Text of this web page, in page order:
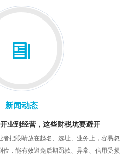
的会计团队，快合财税利用互联
化互联网财税服务系统，让沈阳
业降低运营成本，提升财税管理
新型财税服务。
网+财税”，以标准化、智能化、
式创新、技术驱动、以用户为中
税在提升行业效率、解决用户痛
网化财税服务。
新闻动态
业到经营，这些财税坑要避开
把眼睛放在起名、选址、业务上，容易忽
，能有效避免后期罚款、异常、信用受损